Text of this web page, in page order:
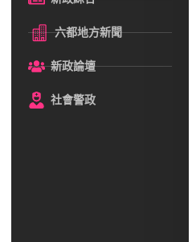
六都地方新聞
新政論壇
社會警政